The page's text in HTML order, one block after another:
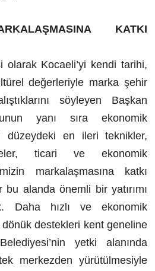
KATKI
olarak Kocaeli’yi kendi tarihi,
değerleriyle marka şehir
söyleyen Başkan
yanı sıra ekonomik
düzeydeki en ileri teknikler,
ticari ve ekonomik
markalaşmasına katkı
alanda önemli bir yatırımı
Daha hızlı ve ekonomik
dönük destekleri kent geneline
yetki alanında
merkezden yürütülmesiyle